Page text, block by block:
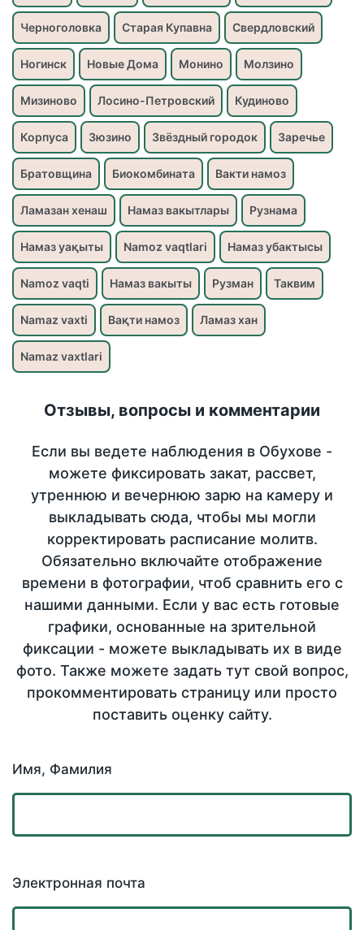
Черноголовка Старая Купавна Свердловский
Ногинск Новые Дома Монино Молзино
Мизиново Лосино-Петровский Кудиново
Корпуса Зюзино Звёздный городок Заречье
Братовщина Биокомбината Вакти намоз
Ламазан хенаш Намаз вакытлары Рузнама
Намаз уақыты Namoz vaqtlari Намаз убактысы
Namoz vaqti Намаз вакыты Рузман Таквим
Namaz vaxti Вақти намоз Ламаз хан
Namaz vaxtlari
Отзывы, вопросы и комментарии
Если вы ведете наблюдения в Обухове -
можете фиксировать закат, рассвет,
утреннюю и вечернюю зарю на камеру и
выкладывать сюда, чтобы мы могли
корректировать расписание молитв.
Обязательно включайте отображение
времени в фотографии, чтоб сравнить его с
нашими данными. Если у вас есть готовые
графики, основанные на зрительной
фиксации - можете выкладывать их в виде
фото. Также можете задать тут свой вопрос,
прокомментировать страницу или просто
поставить оценку сайту.
Имя, Фамилия
Электронная почта